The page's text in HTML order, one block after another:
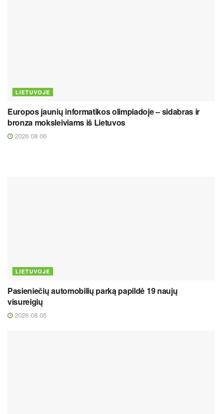
LIETUVOJE
Europos jaunių informatikos olimpiadoje – sidabras ir
bronza moksleiviams iš Lietuvos
2026 08 06
LIETUVOJE
Pasieniečių automobilių parką papildė 19 naujų
visureigių
2026 08 05